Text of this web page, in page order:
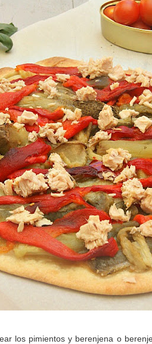
los pimientos y berenjena o